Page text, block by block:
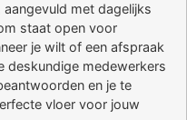
met dagelijks
staat open voor
je wilt of een afspraak
deskundige medewerkers
en je te
vloer voor jouw